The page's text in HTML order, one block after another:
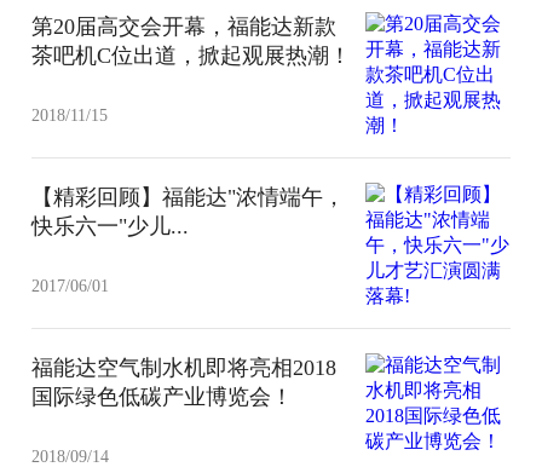
第20届高交会开幕，福能达新款
茶吧机C位出道，掀起观展热潮！
2018/11/15
【精彩回顾】福能达"浓情端午，
快乐六一"少儿...
2017/06/01
福能达空气制水机即将亮相2018
国际绿色低碳产业博览会！
2018/09/14